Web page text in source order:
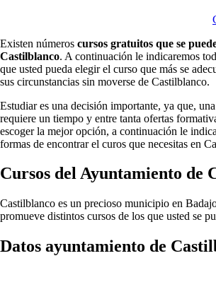
Existen números cursos gratuitos que se
Castilblanco. A continuación le indicaremos
que usted pueda elegir el curso que más se
sus circunstancias sin moverse de Castilblanco.
Estudiar es una decisión importante, ya que,
requiere un tiempo y entre tanta ofertas
escoger la mejor opción, a continuación le
formas de encontrar el curos que necesitas en
Cursos del Ayuntamiento de
Castilblanco es un precioso municipio en
promueve distintos cursos de los que usted se
Datos ayuntamiento de